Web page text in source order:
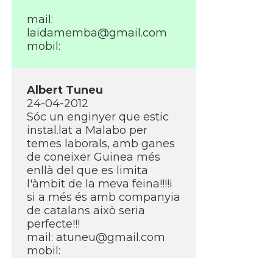
mail:
laidamemba@gmail.com
mobil:
Albert Tuneu
24-04-2012
Sóc un enginyer que estic
instal.lat a Malabo per
temes laborals, amb ganes
de coneixer Guinea més
enllà del que es limita
l'àmbit de la meva feina!!!!i
si a més és amb companyia
de catalans això seria
perfecte!!!
mail: atuneu@gmail.com
mobil: